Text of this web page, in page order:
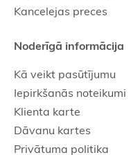
Kancelejas preces
Noderīgā informācija
Kā veikt pasūtījumu
Iepirkšanās noteikumi
Klienta karte
Dāvanu kartes
Privātuma politika